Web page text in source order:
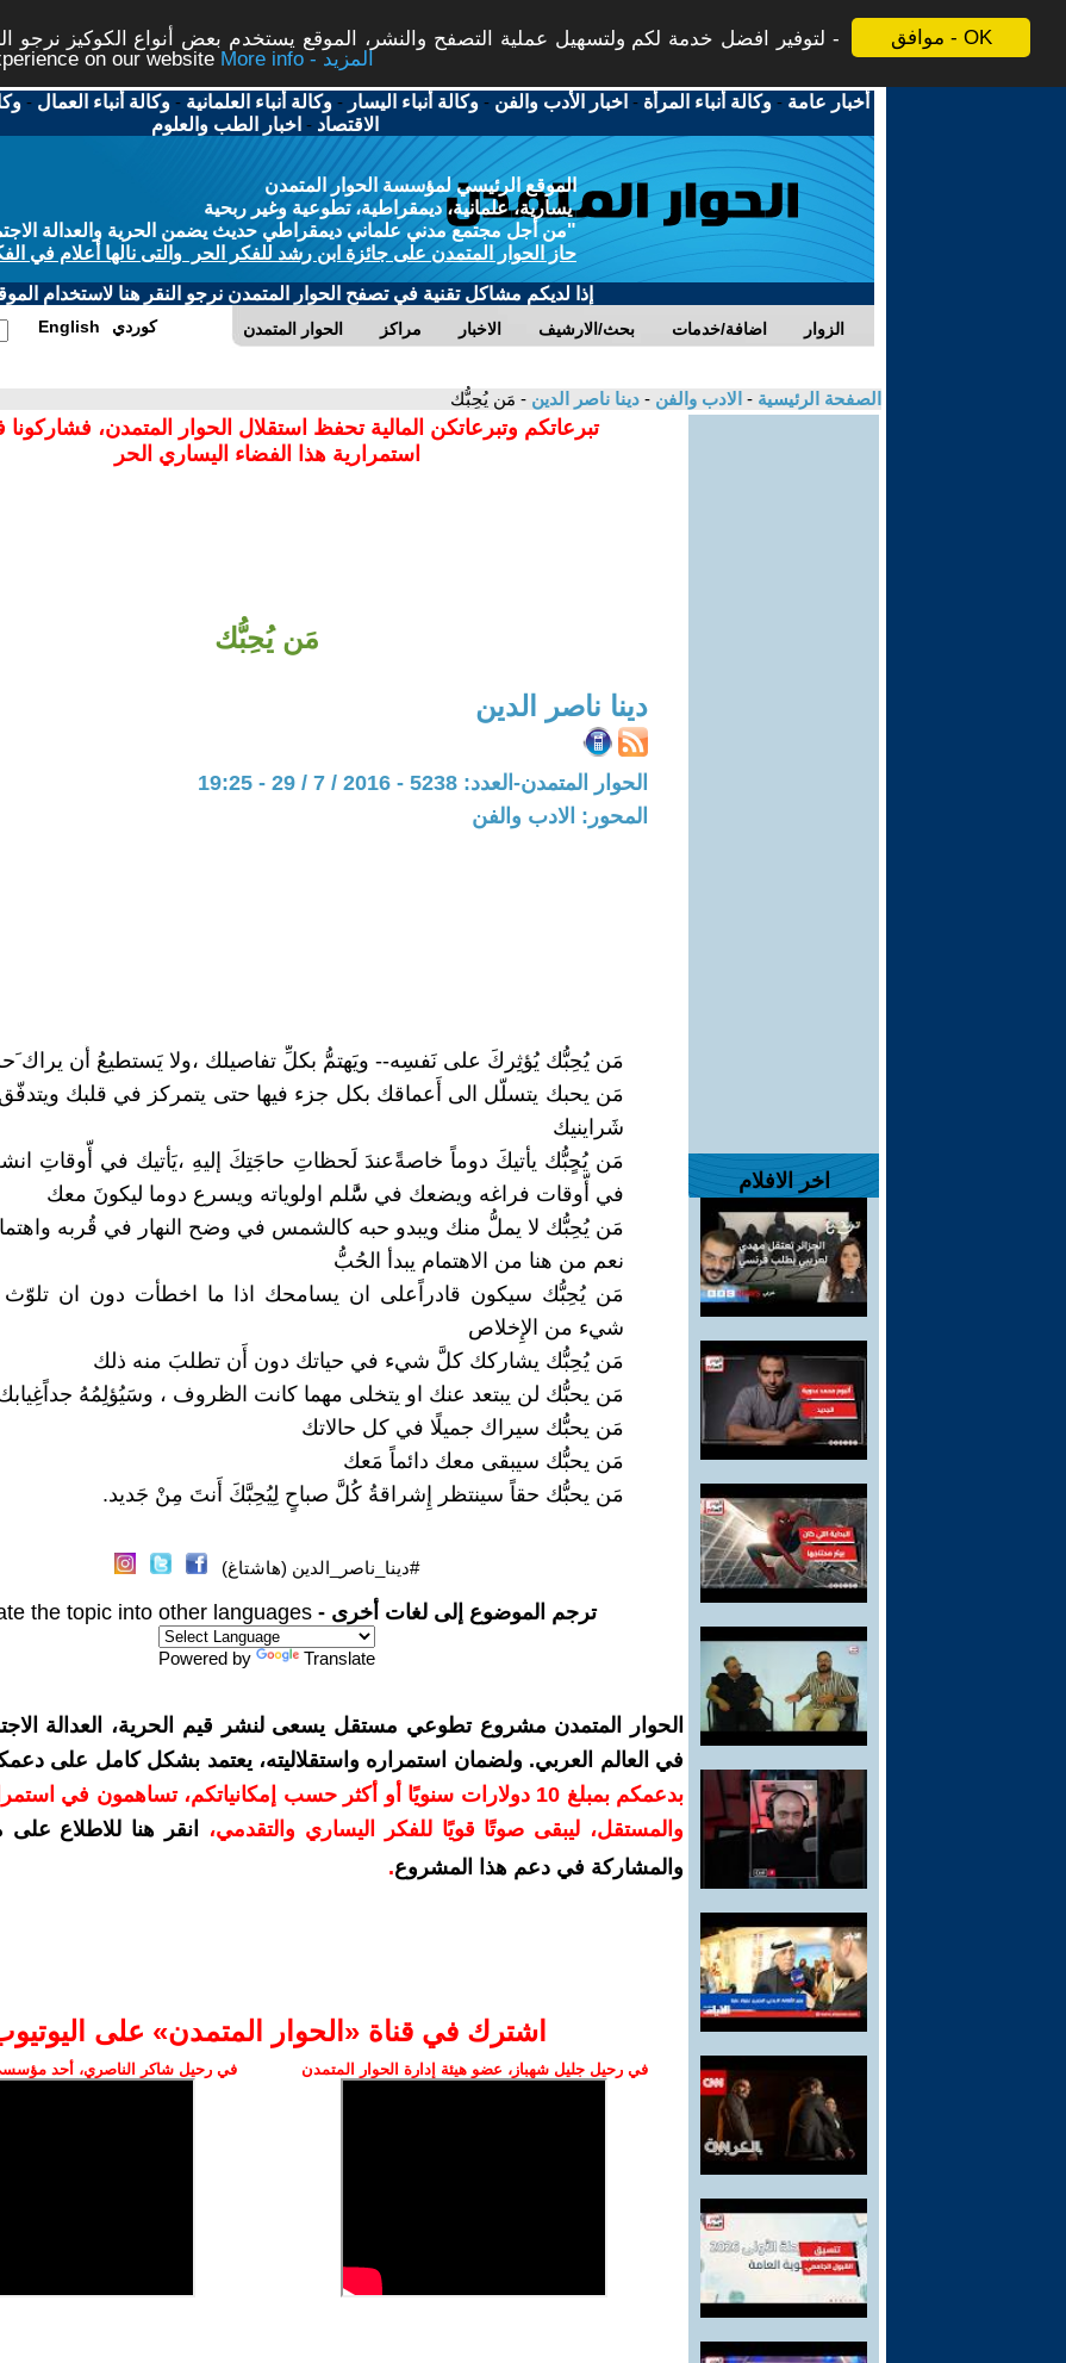
موافق - OK
لتوفير افضل خدمة لكم ولتسهيل عملية التصفح والنشر، الموقع يستخدم بعض أنواع الكوكيز نرجو
on our website
More info - المزيد
أخبار عامة -وكالة أنباء المرأة - اخبار الأدب والفن -وكالة أنباء اليسار -وكالة أنباء العلمانية -وكالة أنباء العمال -
الاقتصاد - اخبار الطب والعلوم
الموقع الرئيسي لمؤسسة الحوار المتمدن
يسارية، علمانية، ديمقراطية، تطوعية وغير ربحية
"من أجل مجتمع مدني علماني ديمقراطي حديث يضمن الحرية والعدالة
حاز الحوار المتمدن على جائزة ابن رشد للفكر الحر والتى نالها أعلام في
إذا لديكم مشاكل تقنية في تصفح الحوار المتمدن نرجو النقر هنا لاستخدام
الحوار المتمدن مراكز الاخبار بحث/الارشيف اضافة/خدمات الزوار English كوردي
الصفحة الرئيسية - الادب والفن - دينا ناصر الدين - مَن يُحِبُّك
اخر الافلام
تبرعاتكم وتبرعاتكن المالية تحفظ استقلال الحوار المتمدن،
استمرارية هذا الفضاء اليساري الحر
مَن يُحِبُّك
دينا ناصر الدين
الحوار المتمدن-العدد: 5238 - 2016 / 7 / 29 - 19:25
المحور: الادب والفن
مَن يُحِبُّك يُؤثِركَ على نَفسِه-- ويَهتمُّ بكلِّ تفاصيلك ،ولا يَستطيعُ أّن يراك
مَن يحبك يتسلّل الى أَعماقك بكل جزء فيها حتى يتمركز في قلبك
شَراينيك
مَن يُحٍبُّك يأتيكَ دوماً خاصةًعندَ لَحظاتِ حاجَتِكَ إليهِ ،يَأتيك في أّوقاتِ
في أّوقات فراغه ويضعك في سَُّلم اولوياته ويسرع دوما ليكونَ معك
مَن يُحِبُّك لا يملُّ منك ويبدو حبه كالشمس في وضح النهار في قُربه
نعم من هنا من الاهتمام يبدأ الحُبُّ
مَن يُحِبُّك سيكون قادراًعلى ان يسامحك اذا ما اخطأت دون ان
شيء من الإِخلاص
مَن يُحِبُّك يشاركك كلَّ شيء في حياتك دون أَن تطلبَ منه ذلك
مَن يحبُّك لن يبتعد عنك او يتخلى مهما كانت الظروف ، وسَيُؤلِمُهُ
مَن يحبُّك سيراك جميلًا في كل حالاتك
مَن يحبُّك سيبقى معك دائماً مَعك
مَن يحبُّك حقاً سينتظر إِشراقةُ كُلَّ صباحٍ لِيُحِبَّكَ أَنتَ مِنْ جَديد.
#دينا_ناصر_الدين (هاشتاغ)
ترجم الموضوع إلى لغات أخرى - the topic into other languages
Powered by Translate
الحوار المتمدن مشروع تطوعي مستقل يسعى لنشر قيم الحرية، العدالة
في العالم العربي. ولضمان استمراره واستقلاليته، يعتمد بشكل كامل على
بدعمكم بمبلغ 10 دولارات سنويًا أو أكثر حسب إمكانياتكم، تساهمون في
والمستقل، ليبقى صوتًا قويًا للفكر اليساري والتقدمي،
انقر هنا للاطلاع
والمشاركة في دعم هذا المشروع.
اشترك في قناة ‫«الحوار المتمدن» على
في رحيل جليل شهباز، عضو هيئة إدارة الحوار المتمدن في رحيل شاكر الناصري، أحد